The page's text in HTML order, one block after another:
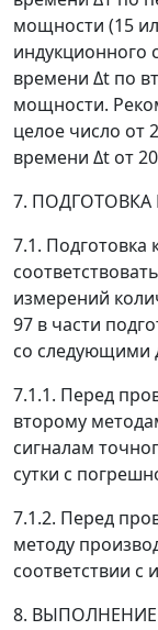
мощности (15
индукционного
времени Δt по
мощности.
целое число от
времени Δt от
7.
7.1.
измерений
97 в части
со следующими
7.1.1. Перед
второму
сигналам
сутки с
7.1.2. Перед
методу
соответствии с
8.